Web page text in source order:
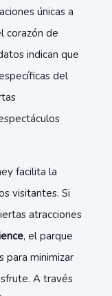
únicas a
corazón de
indican que
del
facilita la
visitantes. Si
atracciones
, el parque
para minimizar
A través